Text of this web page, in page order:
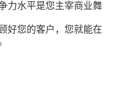
力水平是您主宰商业舞
好您的客户，您就能在